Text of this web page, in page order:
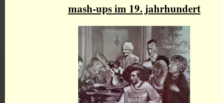
mash-ups im 19. jahrhundert